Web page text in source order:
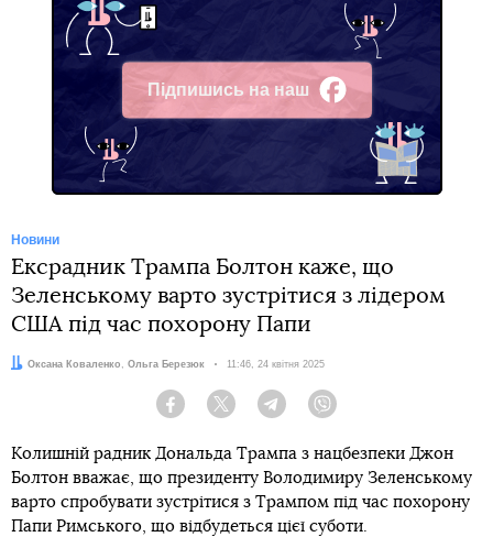
Підпишись на наш
Facebook
Новини
Ексрадник Трампа Болтон каже, що
Зеленському варто зустрітися з лідером
США під час похорону Папи
Автори:
Оксана Коваленко , Ольга Березюк Дата:
11:46, 24 квітня 2025
Facebook Twitter Telegram
Колишній радник Дональда Трампа з нацбезпеки Джон
Болтон вважає, що президенту Володимиру Зеленському
варто спробувати зустрітися з Трампом під час похорону
Папи Римського, що відбудеться цієї суботи.